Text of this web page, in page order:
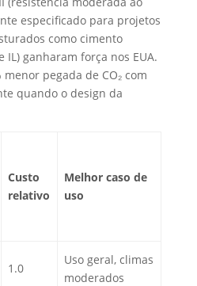
especificado para projetos
como cimento
ganharam força nos EUA.
pegada de CO₂ com
quando o design da
Custo
relativo
Melhor caso de
uso
1.0
Uso geral, climas
moderados